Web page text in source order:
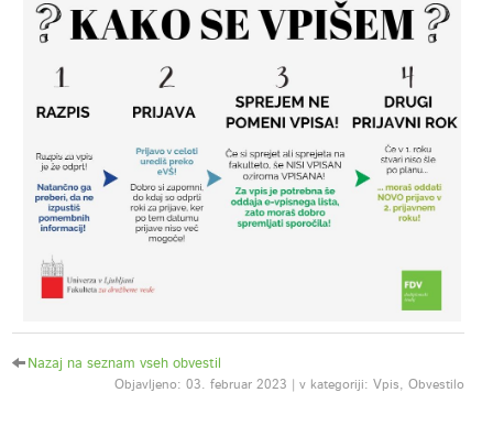
Nazaj na seznam vseh obvestil
Objavljeno: 03. februar 2023 | v kategoriji: Vpis, Obvestilo